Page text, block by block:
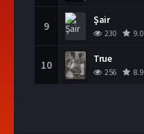
9 Şair
230 9.0
10 True
256 8.9